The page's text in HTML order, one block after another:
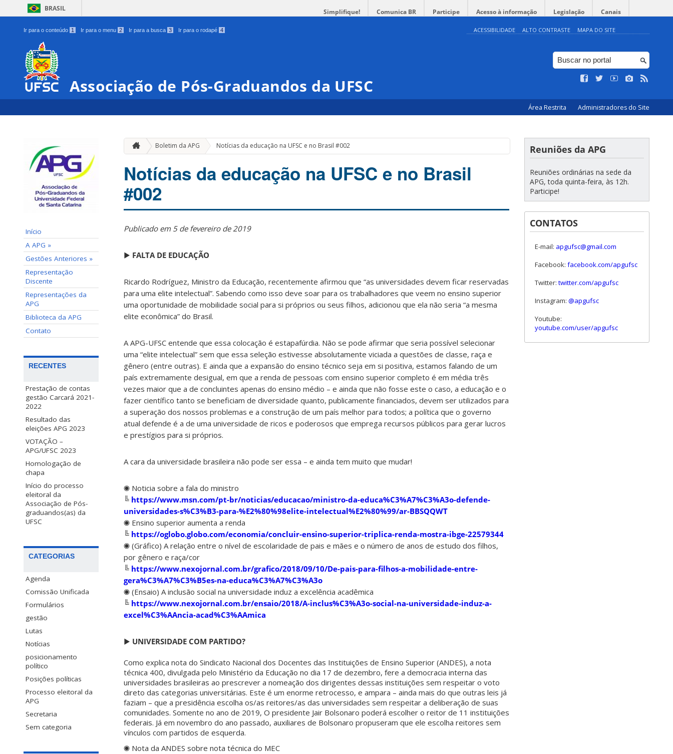
BRASIL Simplifique! Comunica BR Participe Acesso à informação Legislação Canais
Ir para o conteúdo 1 Ir para o menu 2 Ir para a busca 3 Ir para o rodapé 4 ACESSIBILIDADE ALTO CONTRASTE MAPA DO SITE
Associação de Pós-Graduandos da UFSC
Área Restrita Administradores do Site
Início
A APG »
Gestões Anteriores »
Representação
Discente
Representações da
APG
Biblioteca da APG
Contato
RECENTES
Prestação de contas
gestão Carcará 2021-
2022
Resultado das
eleições APG 2023
VOTAÇÃO –
APG/UFSC 2023
Homologação de
chapa
Início do processo
eleitoral da
Associação de Pós-
graduandos(as) da
UFSC
CATEGORIAS
Agenda
Comissão Unificada
Formulários
gestão
Lutas
Notícias
posicionamento
político
Posições políticas
Processo eleitoral da
APG
Secretaria
Sem categoria
Boletim da APG Notícias da educação na UFSC e no Brasil #002
Notícias da educação na UFSC e no Brasil
#002
Publicado em 5 de fevereiro de 2019
▶ FALTA DE EDUCAÇÃO
Ricardo Rodríguez, Ministro da Educação, recentemente afirmou que “as universidades devem ficar reservadas
para uma elite intelectual”. Sabendo como isso deve soar para os trabalhadores que veem no ensino superior
uma oportunidade de mobilidade social para si próprios ou seus filhos, adicionou que ela não seria “a mesma
elite econômica” do Brasil.
A APG-UFSC entende que essa colocação é estapafúrdia. Não se pode afirmar que seria possível selecionar
uma “elite intelectual” sem que essa seleção estivesse absolutamente viciada a questões de classe, raça e
gênero (entre outras). E ainda que a expansão do ensino técnico seja em si positiva, estamos falando de um
país extremamente desigual, em que a renda de pessoas com ensino superior completo é em média três
vezes maior que a de concluintes apenas do ensino médio – e ainda que não fosse este o caso, a educação e o
fazer científico tanto se beneficiam de diversidade quanto, publicamente financiados, devem ser utilizados para
a superação dos nossos problemas e a construção de um país melhor para todos; a política que o governo
atual defende é a de uma universidade de ricos e poderosos que emprega recursos públicos para gerar lucros
e prestígios para si próprios.
A cara da universidade brasileira não pode ser essa – e ainda tem muito que mudar!
◉ Noticia sobre a fala do ministro
╚ https://www.msn.com/pt-br/noticias/educacao/ministro-da-educa%C3%A7%C3%A3o-defende-
universidades-s%C3%B3-para-%E2%80%98elite-intelectual%E2%80%99/ar-BBSQQWT
◉ Ensino superior aumenta a renda
╚ https://oglobo.globo.com/economia/concluir-ensino-superior-triplica-renda-mostra-ibge-22579344
◉ (Gráfico) A relação entre o nível de escolaridade de pais e mães e o número de anos de estudo dos filhos,
por gênero e raça/cor
╚ https://www.nexojornal.com.br/grafico/2018/09/10/De-pais-para-filhos-a-mobilidade-entre-
gera%C3%A7%C3%B5es-na-educa%C3%A7%C3%A3o
◉ (Ensaio) A inclusão social na universidade induz a excelência acadêmica
╚ https://www.nexojornal.com.br/ensaio/2018/A-inclus%C3%A3o-social-na-universidade-induz-a-
excel%C3%AAncia-acad%C3%AAmica
▶ UNIVERSIDADE COM PARTIDO?
Como explica nota do Sindicato Nacional dos Docentes das Instituições de Ensino Superior (ANDES), a nota
técnica 400, divulgada pelo Ministério da Educação no dia 17 de dezembro, fere a democracia interna das
universidades brasileiras ao prescrever a nomeação dos dirigentes dessas instituições sem respeitar o voto
direto das categorias universitárias. Este é um enorme retrocesso, e ampara – ainda mais do que outras leis já
faziam – que a presidência escolha os/as reitores/as das universidades sem respeitar a deliberação de suas
comunidades. Somente no ano de 2019, O presidente Jair Bolsonaro poderá escolher o reitor de 11 instituições
federais. Já em novembro do ano passado, auxiliares de Bolsonaro propuseram que ele escolha reitores sem
vínculos com partidos de esquerda.
◉ Nota da ANDES sobre nota técnica do MEC
Reuniões da APG
Reuniões ordinárias na sede da
APG, toda quinta-feira, às 12h.
Participe!
CONTATOS
E-mail: apgufsc@gmail.com
Facebook: facebook.com/apgufsc
Twitter: twitter.com/apgufsc
Instagram: @apgufsc
Youtube:
youtube.com/user/apgufsc